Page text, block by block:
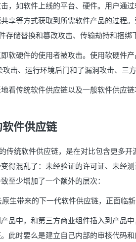
，如软件上线的平台、硬件。用户通
享等方式获取到所需软件产品的过程
储替换和篡改攻击、传输劫持和捆绑
软硬件的使用者被攻击。使用软硬件
击、运行环境后门和了漏洞攻击、三
看传统软件供应链以及一般软件供应
件供应链
传统软件供应链，是在对比包含更多
得混乱了：未经验证的许可证、未经
至少增加了一个额外的层次：
品中，和第三方商业组件插入到产品
此时要么是建立自己内部的审核代码